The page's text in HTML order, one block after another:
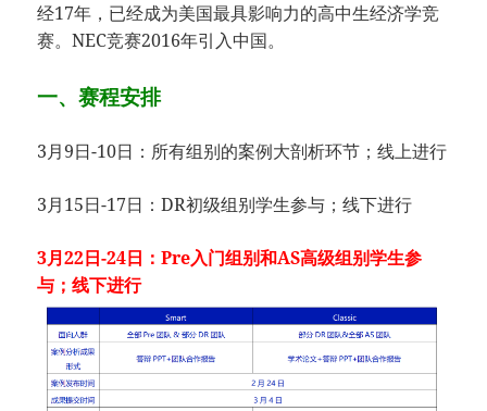
经17年，已经成为美国最具影响力的高中生经济学竞
赛。NEC竞赛2016年引入中国。
一、赛程安排
3月9日-10日：所有组别的案例大剖析环节；线上进行
3月15日-17日：DR初级组别学生参与；线下进行
3月22日-24日：Pre入门组别和AS高级组别学生参
与；线下进行